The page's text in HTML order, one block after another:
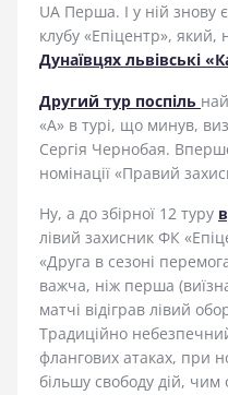
UA Перша. І у ній знову
клубу «Епіцентр», який,
Дунаївцях львівські
Другий тур поспіль
«А» в турі, що минув,
Сергія Чернобая.
номінації «Правий
Ну, а до збірної 12 туру
лівий захисник ФК
«Друга в сезоні
важча, ніж перша
матчі відіграв лівий
Традиційно
флангових атаках, при
більшу свободу дій,